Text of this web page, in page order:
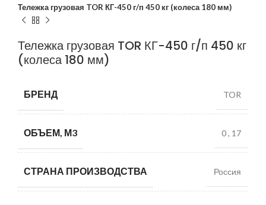
Тележка грузовая TOR КГ-450 г/п 450 кг (колеса 180 мм)
Тележка грузовая TOR КГ-450 г/п 450 кг
(колеса 180 мм)
БРЕНД TOR
ОБЪЕМ, М3 0, 17
СТРАНА ПРОИЗВОДСТВА Россия